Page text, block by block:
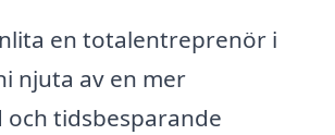
en totalentreprenör i
njuta av en mer
tidsbesparande